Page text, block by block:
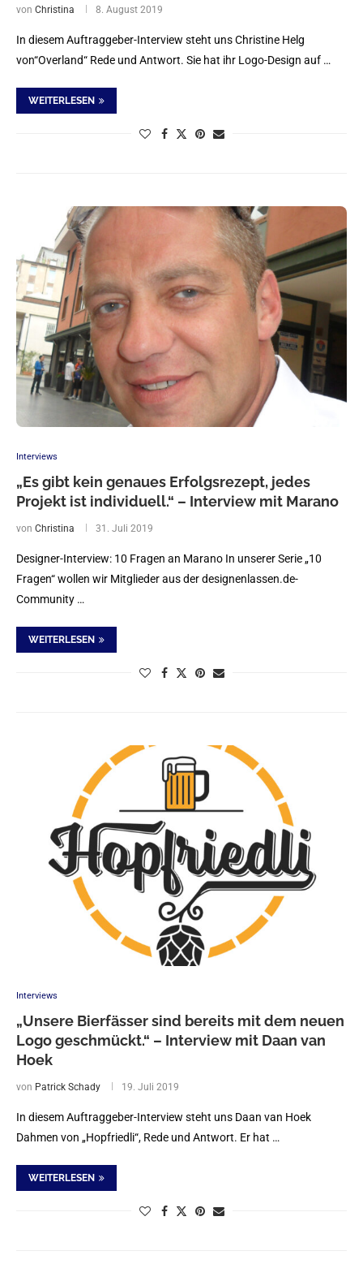
von Christina 8. August 2019
In diesem Auftraggeber-Interview steht uns Christine Helg
von“Overland“ Rede und Antwort. Sie hat ihr Logo-Design auf …
WEITERLESEN
Interviews
„Es gibt kein genaues Erfolgsrezept, jedes
Projekt ist individuell.“ – Interview mit Marano
von Christina 31. Juli 2019
Designer-Interview: 10 Fragen an Marano In unserer Serie „10
Fragen“ wollen wir Mitglieder aus der designenlassen.de-
Community …
WEITERLESEN
Interviews
„Unsere Bierfässer sind bereits mit dem neuen
Logo geschmückt.“ – Interview mit Daan van
Hoek
von Patrick Schady 19. Juli 2019
In diesem Auftraggeber-Interview steht uns Daan van Hoek
Dahmen von „Hopfriedli“, Rede und Antwort. Er hat …
WEITERLESEN